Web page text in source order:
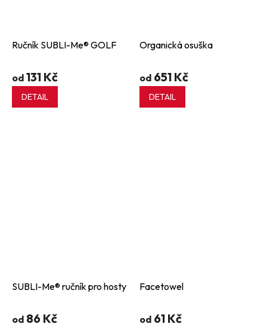
Ručník SUBLI-Me® GOLF
od 131 Kč
DETAIL
Organická osuška
od 651 Kč
DETAIL
SUBLI-Me® ručník pro hosty
od 86 Kč
Facetowel
od 61 Kč